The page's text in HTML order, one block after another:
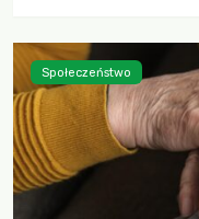
Społeczeństwo